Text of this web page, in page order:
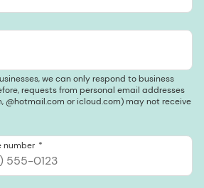
we can only respond to business
requests from personal email addresses
@hotmail.com or icloud.com) may not receive
number